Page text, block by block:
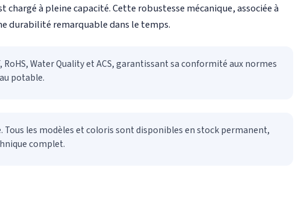
à pleine capacité. Cette robustesse mécanique, associée à
durabilité remarquable dans le temps.
RoHS, Water Quality et ACS, garantissant sa conformité aux normes
potable.
Tous les modèles et coloris sont disponibles en stock permanent,
complet.